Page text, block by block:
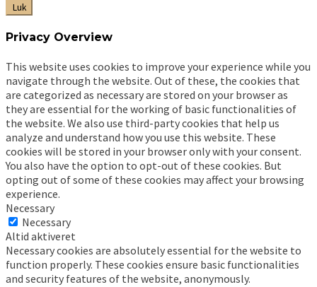
Luk
Privacy Overview
This website uses cookies to improve your experience while you
navigate through the website. Out of these, the cookies that
are categorized as necessary are stored on your browser as
they are essential for the working of basic functionalities of
the website. We also use third-party cookies that help us
analyze and understand how you use this website. These
cookies will be stored in your browser only with your consent.
You also have the option to opt-out of these cookies. But
opting out of some of these cookies may affect your browsing
experience.
Necessary
Necessary
Altid aktiveret
Necessary cookies are absolutely essential for the website to
function properly. These cookies ensure basic functionalities
and security features of the website, anonymously.